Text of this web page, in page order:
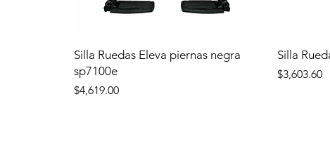
Silla Ruedas Eleva piernas negra
sp7100e
Precio
$4,619.00
Silla
Precio
$3,603.60